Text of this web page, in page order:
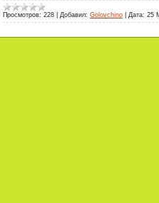
Просмотров: 228 Добавил: Golovchino Дата: 25